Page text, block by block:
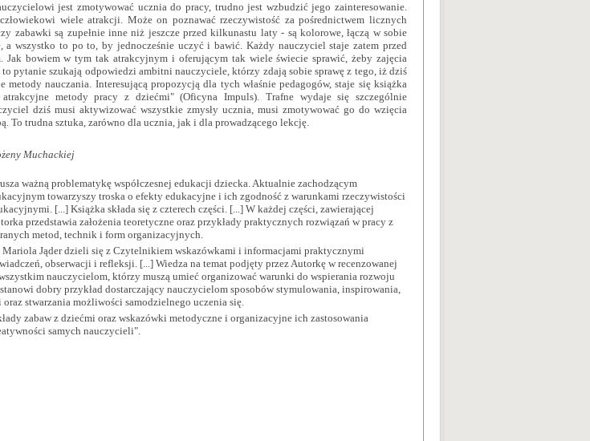
jest zmotywować ucznia do pracy, trudno jest wzbudzić jego zainteresowanie.
wiele atrakcji. Może on poznawać rzeczywistość za pośrednictwem licznych
zabawki są zupełnie inne niż jeszcze przed kilkunastu laty - są kolorowe, łączą w sobie
a wszystko to po to, by jednocześnie uczyć i bawić. Każdy nauczyciel staje zatem przed
Jak bowiem w tym tak atrakcyjnym i oferującym tak wiele świecie sprawić, żeby zajęcia
to pytanie szukają odpowiedzi ambitni nauczyciele, którzy zdają sobie sprawę z tego, iż dziś
nauczania. Interesującą propozycją dla tych właśnie pedagogów, staje się książka
metody pracy z dziećmi" (Oficyna Impuls). Trafne wydaje się szczególnie
dziś musi aktywizować wszystkie zmysły ucznia, musi zmotywować go do wzięcia
To trudna sztuka, zarówno dla ucznia, jak i dla prowadzącego lekcję.
Muchackiej
ważną problematykę współczesnej edukacji dziecka. Aktualnie zachodzącym
towarzyszy troska o efekty edukacyjne i ich zgodność z warunkami rzeczywistości
[...] Książka składa się z czterech części. [...] W każdej części, zawierającej
przedstawia założenia teoretyczne oraz przykłady praktycznych rozwiązań w pracy z
metod, technik i form organizacyjnych.
Mariola Jąder dzieli się z Czytelnikiem wskazówkami i informacjami praktycznymi
obserwacji i refleksji. [...] Wiedza na temat podjęty przez Autorkę w recenzowanej
nauczycielom, którzy muszą umieć organizować warunki do wspierania rozwoju
dobry przykład dostarczający nauczycielom sposobów stymulowania, inspirowania,
stwarzania możliwości samodzielnego uczenia się.
zabaw z dziećmi oraz wskazówki metodyczne i organizacyjne ich zastosowania
samych nauczycieli".